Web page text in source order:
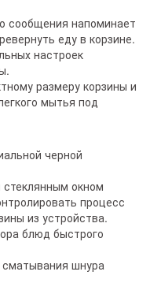
сообщения напоминает
еду в корзине.
настроек
размеру корзины и
мытья под
черной
окном
процесс
из устройства.
блюд быстрого
шнура